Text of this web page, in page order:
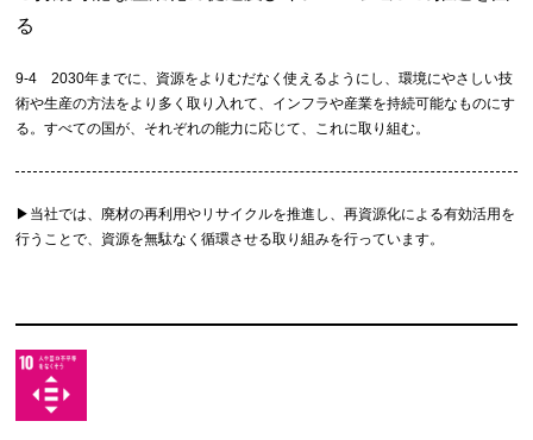
る
9-4 2030年までに、資源をよりむだなく使えるようにし、環境にやさしい技
術や生産の方法をより多く取り入れて、インフラや産業を持続可能なものにす
る。すべての国が、それぞれの能力に応じて、これに取り組む。
▶︎当社では、廃材の再利用やリサイクルを推進し、再資源化による有効活用を
行うことで、資源を無駄なく循環させる取り組みを行っています。